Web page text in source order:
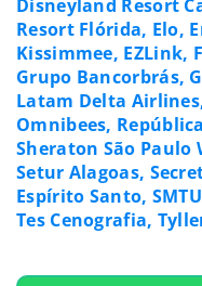
Disneyland Resort
Resort Flórida, Elo,
Kissimmee, EZLink,
Grupo Bancorbrás,
Latam Delta
Omnibees,
Sheraton São Paulo
Setur Alagoas,
Espírito Santo,
Tes Cenografia,